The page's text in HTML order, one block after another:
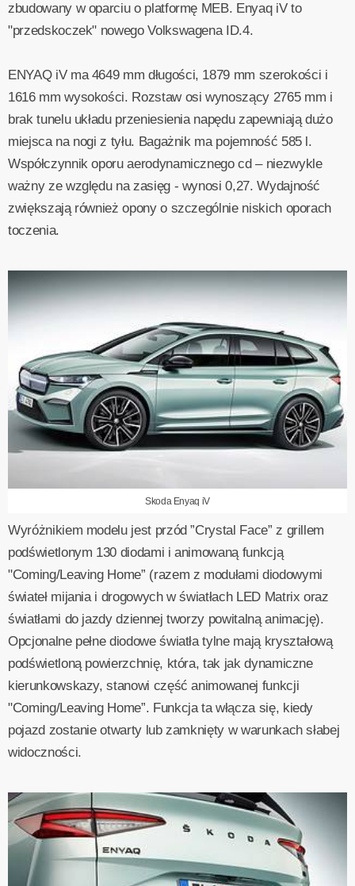
zbudowany w oparciu o platformę MEB. Enyaq iV to
"przedskoczek" nowego Volkswagena ID.4.
ENYAQ iV ma 4649 mm długości, 1879 mm szerokości i
1616 mm wysokości. Rozstaw osi wynoszący 2765 mm i
brak tunelu układu przeniesienia napędu zapewniają dużo
miejsca na nogi z tyłu. Bagażnik ma pojemność 585 l.
Współczynnik oporu aerodynamicznego cd – niezwykle
ważny ze względu na zasięg - wynosi 0,27. Wydajność
zwiększają również opony o szczególnie niskich oporach
toczenia.
Skoda Enyaq iV
Wyróżnikiem modelu jest przód ”Crystal Face” z grillem
podświetlonym 130 diodami i animowaną funkcją
"Coming/Leaving Home” (razem z modułami diodowymi
świateł mijania i drogowych w światłach LED Matrix oraz
światłami do jazdy dziennej tworzy powitalną animację).
Opcjonalne pełne diodowe światła tylne mają kryształową
podświetloną powierzchnię, która, tak jak dynamiczne
kierunkowskazy, stanowi część animowanej funkcji
"Coming/Leaving Home”. Funkcja ta włącza się, kiedy
pojazd zostanie otwarty lub zamknięty w warunkach słabej
widoczności.